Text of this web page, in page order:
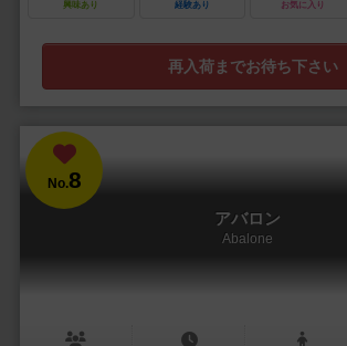
興味あり 経験あり お気に入り
再入荷までお待ち下さい
No.8
アバロン
Abalone